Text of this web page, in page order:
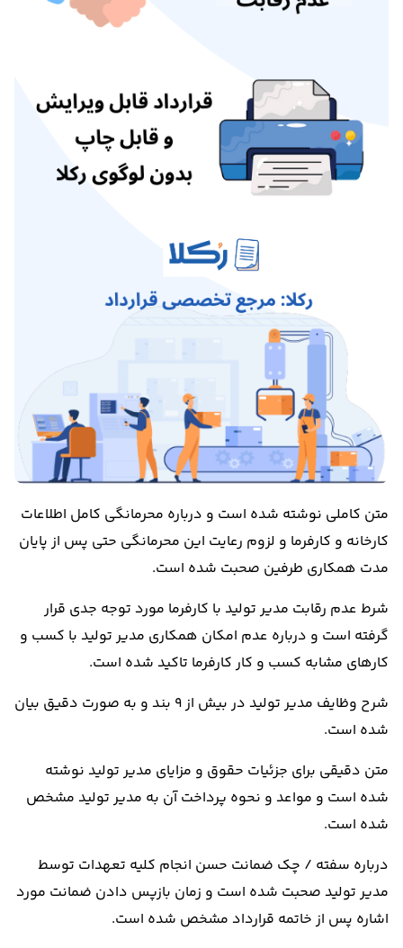
متن کاملی نوشته شده است و درباره محرمانگی کامل اطلاعات
کارخانه و کارفرما و لزوم رعایت این محرمانگی حتی پس از پایان
مدت همکاری طرفین صحبت شده است.
شرط عدم رقابت مدیر تولید با کارفرما مورد توجه جدی قرار
گرفته است و درباره عدم امکان همکاری مدیر تولید با کسب و
کارهای مشابه کسب و کار کارفرما تاکید شده است.
شرح وظایف مدیر تولید در بیش از 9 بند و به صورت دقیق بیان
شده است.
متن دقیقی برای جزئیات حقوق و مزایای مدیر تولید نوشته
شده است و مواعد و نحوه پرداخت آن به مدیر تولید مشخص
شده است.
درباره سفته / چک ضمانت حسن انجام کلیه تعهدات توسط
مدیر تولید صحبت شده است و زمان بازپس دادن ضمانت مورد
اشاره پس از خاتمه قرارداد مشخص شده است.